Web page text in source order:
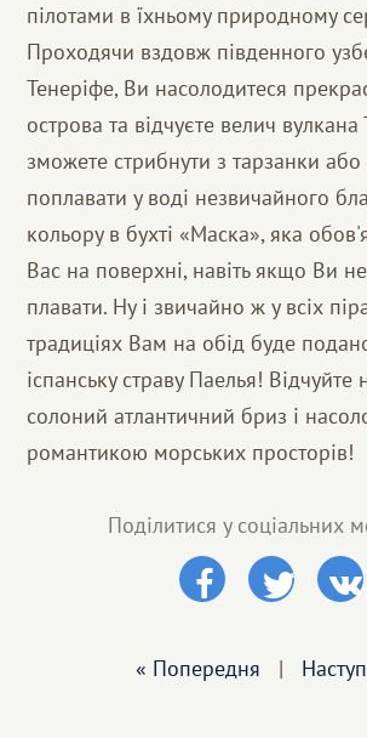
пілотами в їхньому природному
Проходячи вздовж південного
Тенеріфе, Ви насолодитеся
острова та відчуєте велич вулкана
зможете стрибнути з тарзанки або
поплавати у воді незвичайного
кольору в бухті «Маска», яка
Вас на поверхні, навіть якщо Ви
плавати. Ну і звичайно ж у всіх
традиціях Вам на обід буде
іспанську страву Паелья! Відчуйте
солоний атлантичний бриз і
романтикою морських
Поділитися у соціальних
« Попередня |